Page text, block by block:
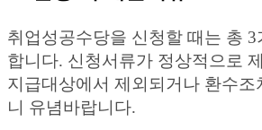
취업성공수당을 신청할 때는 총 3
합니다. 신청서류가 정상적으로
지급대상에서 제외되거나 환수조
니 유념바랍니다.